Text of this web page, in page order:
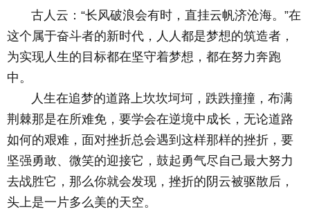
古人云：“长风破浪会有时，直挂云帆济沧海。”在
这个属于奋斗者的新时代，人人都是梦想的筑造者，
为实现人生的目标都在坚守着梦想，都在努力奔跑
中。
人生在追梦的道路上坎坎坷坷，跌跌撞撞，布满
荆棘那是在所难免，要学会在逆境中成长，无论道路
如何的艰难，面对挫折总会遇到这样那样的挫折，要
坚强勇敢、微笑的迎接它，鼓起勇气尽自己最大努力
去战胜它，那么你就会发现，挫折的阴云被驱散后，
头上是一片多么美的天空。